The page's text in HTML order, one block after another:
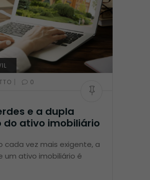
| 0
e a dupla
do ativo imobiliário
cada vez mais exigente, a
um ativo imobiliário é